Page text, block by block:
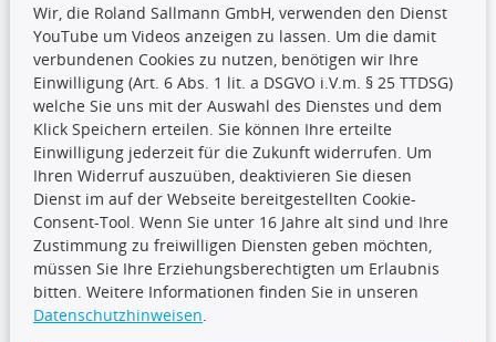
CARAT Gruppe
Folge uns
TecDoc Inside
Wir, die Roland Sallmann GmbH, verwenden den Dienst
YouTube um Videos anzeigen zu lassen. Um die damit
verbundenen Cookies zu nutzen, benötigen wir Ihre
Einwilligung (Art. 6 Abs. 1 lit. a DSGVO i.V.m. § 25 TTDSG)
welche Sie uns mit der Auswahl des Dienstes und dem
Klick Speichern erteilen. Sie können Ihre erteilte
Einwilligung jederzeit für die Zukunft widerrufen. Um
Ihren Widerruf auszuüben, deaktivieren Sie diesen
Dienst im auf der Webseite bereitgestellten Cookie-
Consent-Tool. Wenn Sie unter 16 Jahre alt sind und Ihre
Zustimmung zu freiwilligen Diensten geben möchten,
müssen Sie Ihre Erziehungsberechtigten um Erlaubnis
bitten. Weitere Informationen finden Sie in unseren
Datenschutzhinweisen.